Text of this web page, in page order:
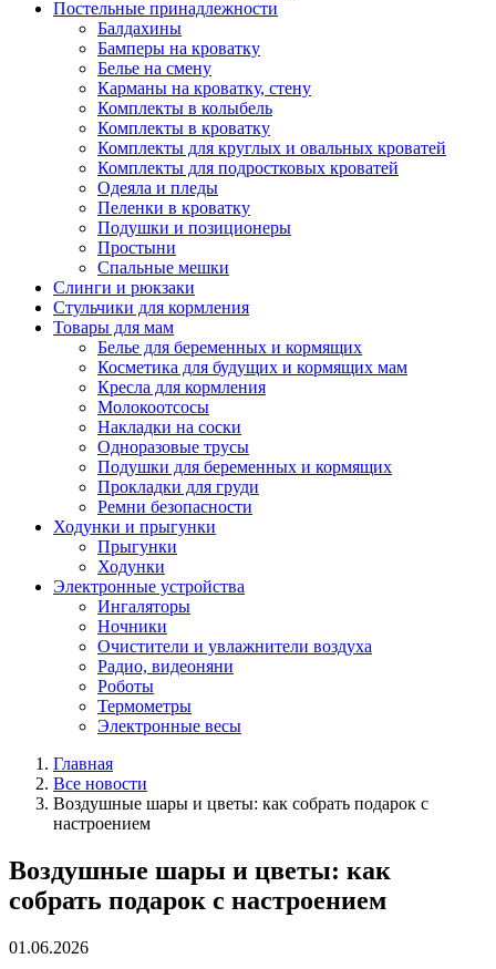
Постельные принадлежности
Балдахины
Бамперы на кроватку
Белье на смену
Карманы на кроватку, стену
Комплекты в колыбель
Комплекты в кроватку
Комплекты для круглых и овальных кроватей
Комплекты для подростковых кроватей
Одеяла и пледы
Пеленки в кроватку
Подушки и позиционеры
Простыни
Спальные мешки
Слинги и рюкзаки
Стульчики для кормления
Товары для мам
Белье для беременных и кормящих
Косметика для будущих и кормящих мам
Кресла для кормления
Молокоотсосы
Накладки на соски
Одноразовые трусы
Подушки для беременных и кормящих
Прокладки для груди
Ремни безопасности
Ходунки и прыгунки
Прыгунки
Ходунки
Электронные устройства
Ингаляторы
Ночники
Очистители и увлажнители воздуха
Радио, видеоняни
Роботы
Термометры
Электронные весы
Главная
Все новости
Воздушные шары и цветы: как собрать подарок с
настроением
Воздушные шары и цветы: как
собрать подарок с настроением
01.06.2026